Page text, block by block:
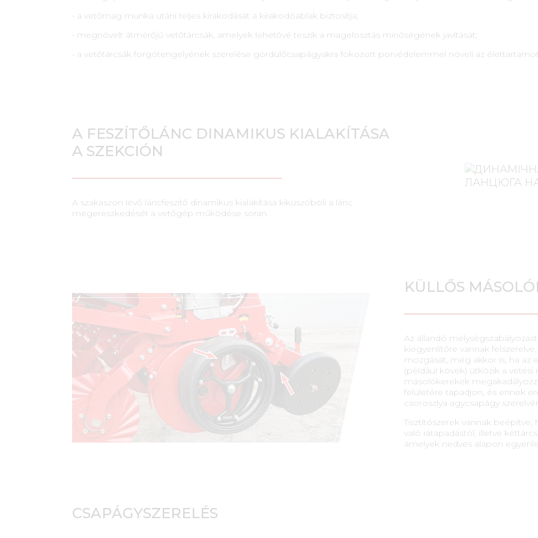
• a vetőmag munka utáni teljes kirakodását a kirakodóablak biztosítja;
• megnövelt átmérőjű vetőtárcsák, amelyek lehetővé teszik a magelosztás minőségének javítását;
• a vetőtárcsák forgótengelyének szerelése gördülőcsapágyakra fokozott porvédelemmel növeli az
A FESZÍTŐLÁNC DINAMIKUS KIALAKÍTÁSA
A SZEKCIÓN
A szakaszon lévő láncfeszítő dinamikus kialakítása kiküszöböli a lánc
megereszkedését a vetőgép működése során.
KÜLLŐS
Az állandó
kiegyenlítőre vannak
mozgását, még akkor is, ha az
(például kövek) ütközik a
másolókerekek
felületére tapadjon, és ennek
csoroszlya agycsapágy
Tisztítószerek vannak
való rátapadástól, illetve
amelyek nedves alapon
CSAPÁGYSZERELÉS